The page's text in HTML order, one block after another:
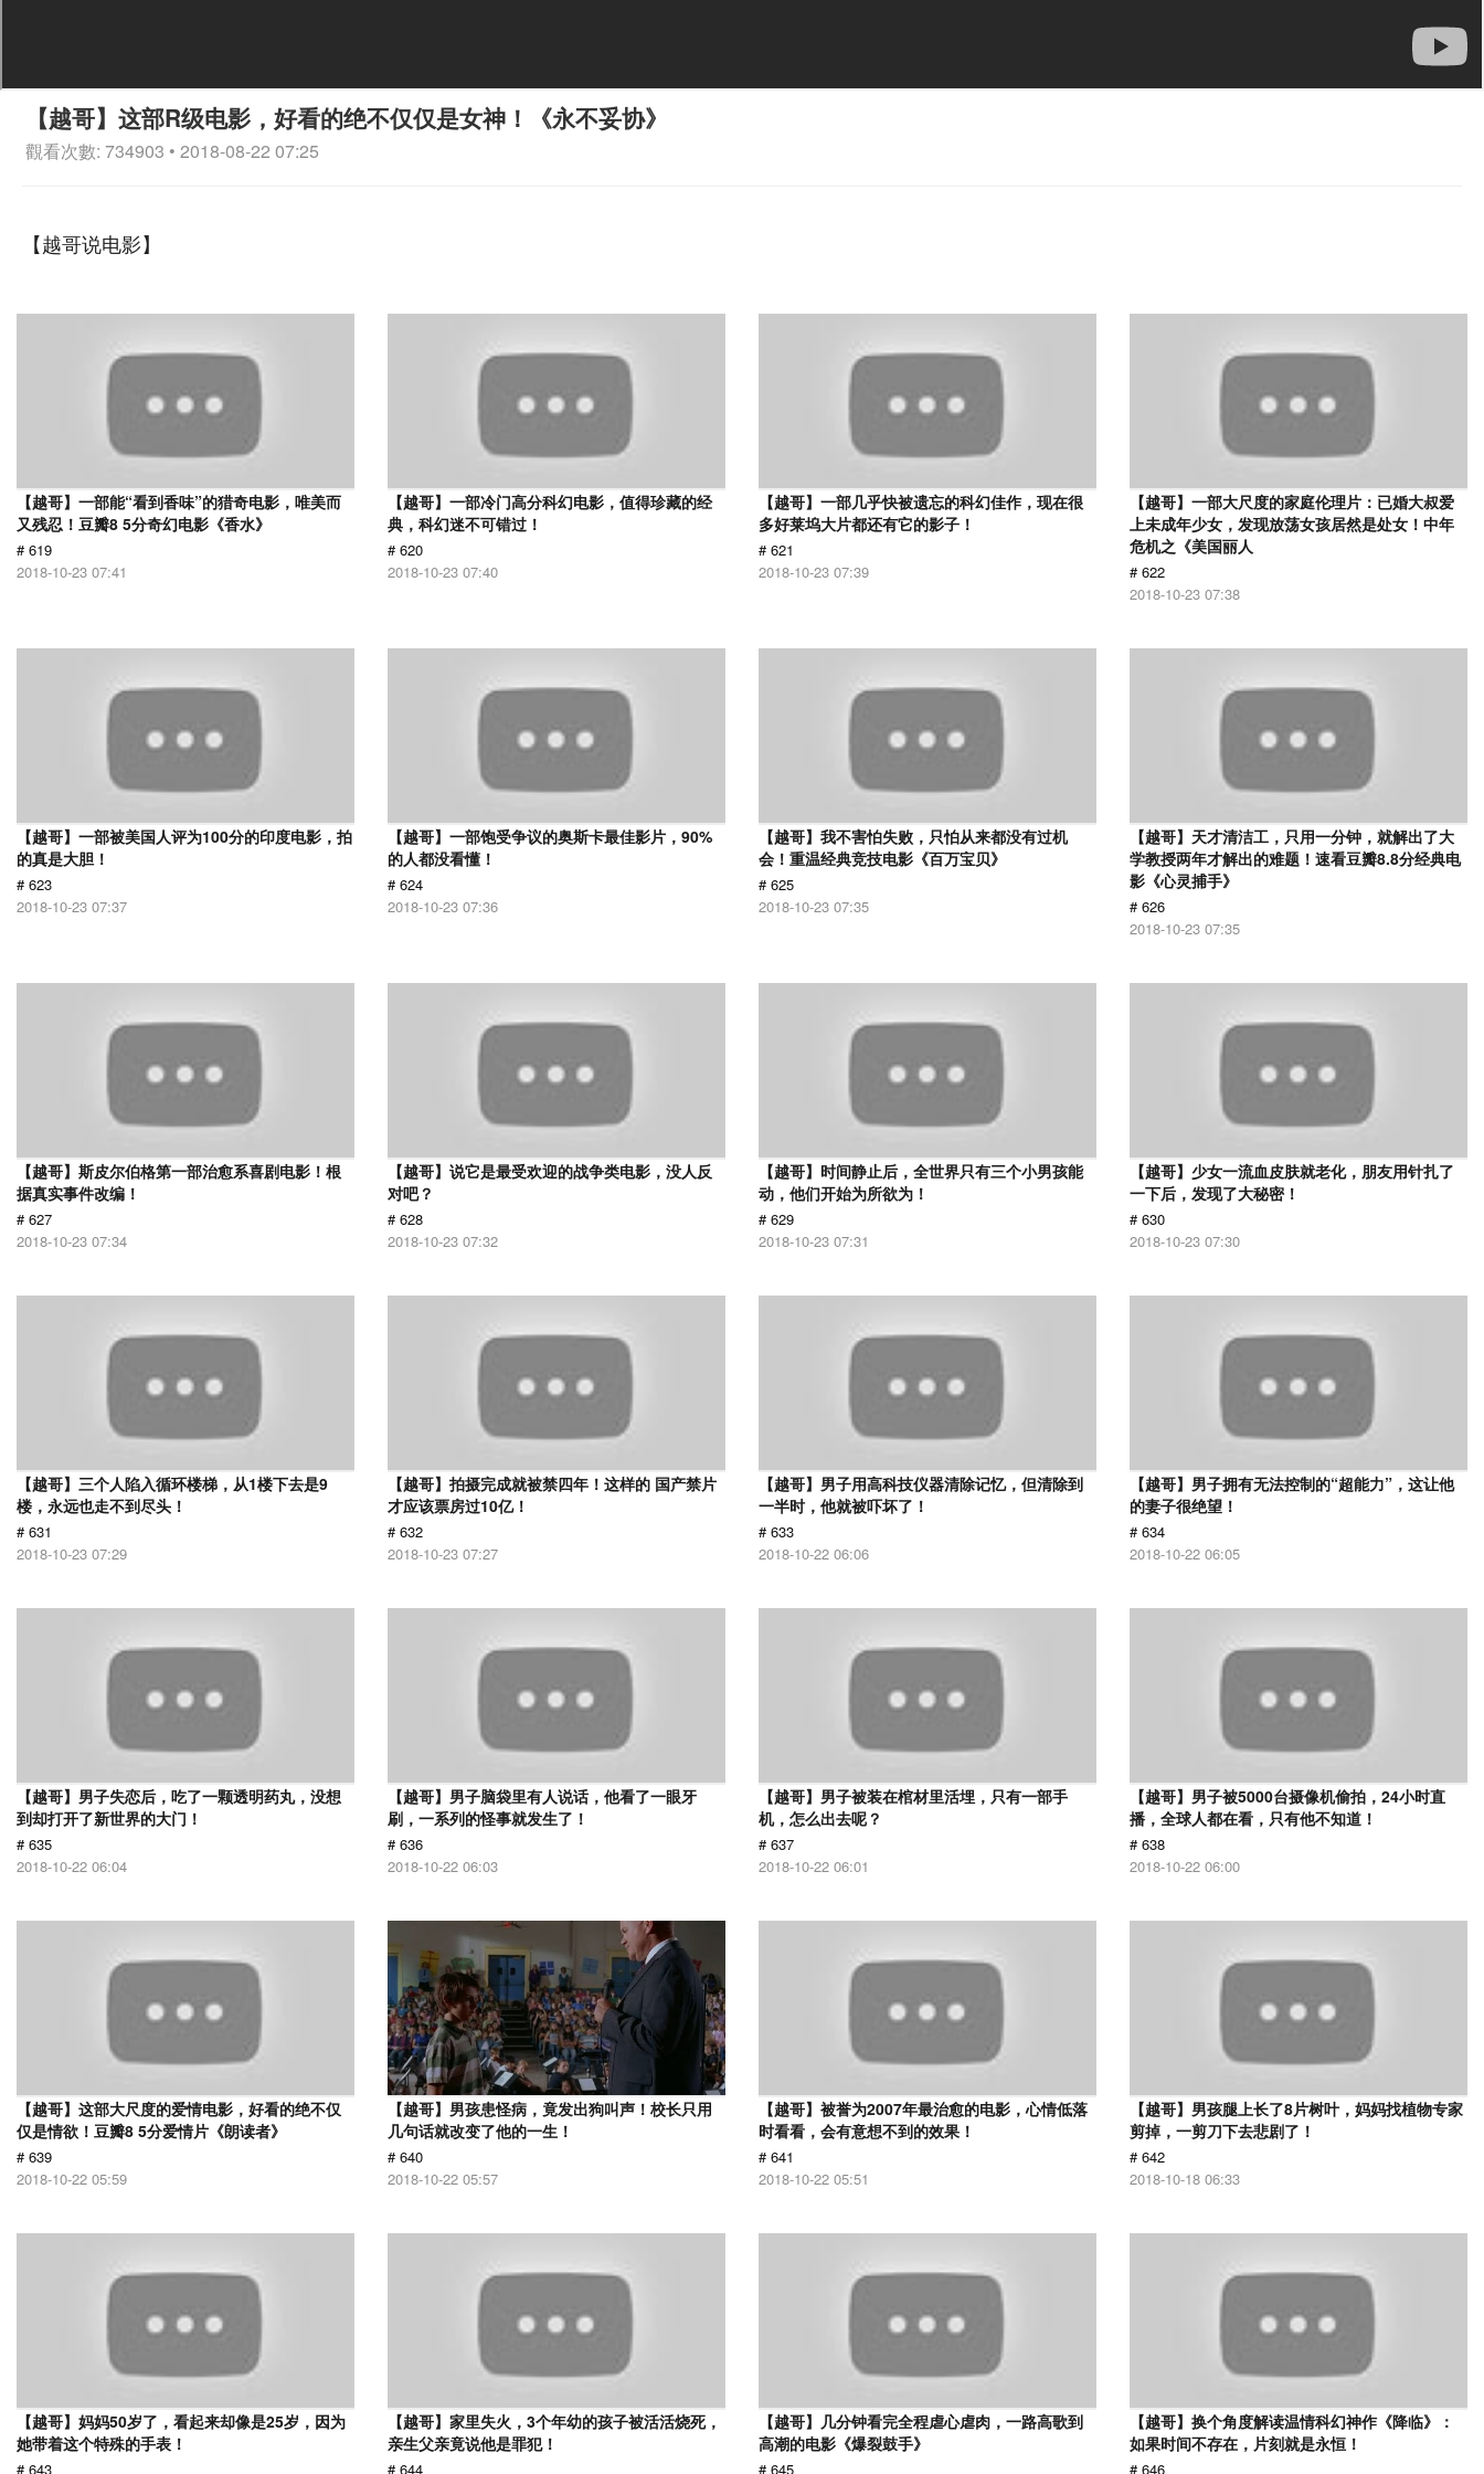
【越哥】这部R级电影，好看的绝不仅仅是女神！《永不妥协》
觀看次數: 734903 • 2018-08-22 07:25
【越哥说电影】
【越哥】一部能“看到香味”的猎奇电影，唯美而
又残忍！豆瓣8 5分奇幻电影《香水》
# 619
2018-10-23 07:41
【越哥】一部冷门高分科幻电影，值得珍藏的经
典，科幻迷不可错过！
# 620
2018-10-23 07:40
【越哥】一部几乎快被遗忘的科幻佳作，现在很
多好莱坞大片都还有它的影子！
# 621
2018-10-23 07:39
【越哥】一部大尺度的家庭伦理片：已婚大叔爱
上未成年少女，发现放荡女孩居然是处女！中年
危机之《美国丽人
# 622
2018-10-23 07:38
【越哥】一部被美国人评为100分的印度电影，拍
的真是大胆！
# 623
2018-10-23 07:37
【越哥】一部饱受争议的奥斯卡最佳影片，90%
的人都没看懂！
# 624
2018-10-23 07:36
【越哥】我不害怕失败，只怕从来都没有过机
会！重温经典竞技电影《百万宝贝》
# 625
2018-10-23 07:35
【越哥】天才清洁工，只用一分钟，就解出了大
学教授两年才解出的难题！速看豆瓣8.8分经典电
影《心灵捕手》
# 626
2018-10-23 07:35
【越哥】斯皮尔伯格第一部治愈系喜剧电影！根
据真实事件改编！
# 627
2018-10-23 07:34
【越哥】说它是最受欢迎的战争类电影，没人反
对吧？
# 628
2018-10-23 07:32
【越哥】时间静止后，全世界只有三个小男孩能
动，他们开始为所欲为！
# 629
2018-10-23 07:31
【越哥】少女一流血皮肤就老化，朋友用针扎了
一下后，发现了大秘密！
# 630
2018-10-23 07:30
【越哥】三个人陷入循环楼梯，从1楼下去是9
楼，永远也走不到尽头！
# 631
2018-10-23 07:29
【越哥】拍摄完成就被禁四年！这样的 国产禁片
才应该票房过10亿！
# 632
2018-10-23 07:27
【越哥】男子用高科技仪器清除记忆，但清除到
一半时，他就被吓坏了！
# 633
2018-10-22 06:06
【越哥】男子拥有无法控制的“超能力”，这让他
的妻子很绝望！
# 634
2018-10-22 06:05
【越哥】男子失恋后，吃了一颗透明药丸，没想
到却打开了新世界的大门！
# 635
2018-10-22 06:04
【越哥】男子脑袋里有人说话，他看了一眼牙
刷，一系列的怪事就发生了！
# 636
2018-10-22 06:03
【越哥】男子被装在棺材里活埋，只有一部手
机，怎么出去呢？
# 637
2018-10-22 06:01
【越哥】男子被5000台摄像机偷拍，24小时直
播，全球人都在看，只有他不知道！
# 638
2018-10-22 06:00
【越哥】这部大尺度的爱情电影，好看的绝不仅
仅是情欲！豆瓣8 5分爱情片《朗读者》
# 639
2018-10-22 05:59
【越哥】男孩患怪病，竟发出狗叫声！校长只用
几句话就改变了他的一生！
# 640
2018-10-22 05:57
【越哥】被誉为2007年最治愈的电影，心情低落
时看看，会有意想不到的效果！
# 641
2018-10-22 05:51
【越哥】男孩腿上长了8片树叶，妈妈找植物专家
剪掉，一剪刀下去悲剧了！
# 642
2018-10-18 06:33
【越哥】妈妈50岁了，看起来却像是25岁，因为
她带着这个特殊的手表！
# 643
【越哥】家里失火，3个年幼的孩子被活活烧死，
亲生父亲竟说他是罪犯！
# 644
【越哥】几分钟看完全程虐心虐肉，一路高歌到
高潮的电影《爆裂鼓手》
# 645
【越哥】换个角度解读温情科幻神作《降临》：
如果时间不存在，片刻就是永恒！
# 646